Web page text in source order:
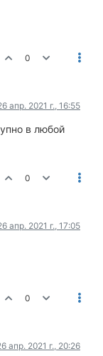
0
апр. 2021 г., 16:55
в любой
0
апр. 2021 г., 17:05
0
апр. 2021 г., 20:26